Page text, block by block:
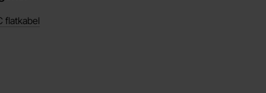
flatkabel